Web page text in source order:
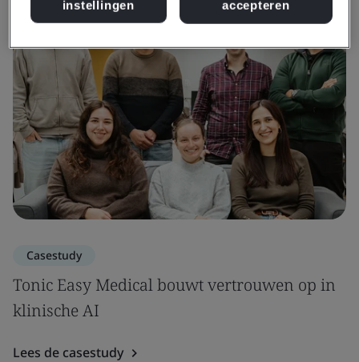
Casestudy
Tonic Easy Medical bouwt vertrouwen op in
klinische AI
Lees de casestudy
instellingen
accepteren